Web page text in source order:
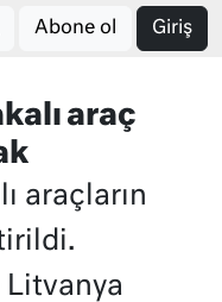
Abone ol Giriş
araç
araçların